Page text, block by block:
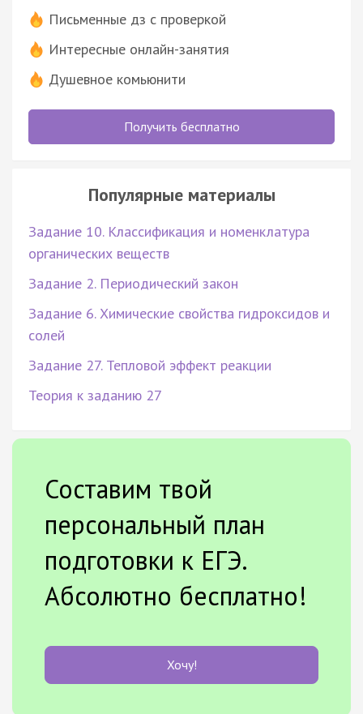
Письменные дз с проверкой
Интересные онлайн-занятия
Душевное комьюнити
Получить бесплатно
Популярные материалы
Задание 10. Классификация и номенклатура
органических веществ
Задание 2. Периодический закон
Задание 6. Химические свойства гидроксидов и
солей
Задание 27. Тепловой эффект реакции
Теория к заданию 27
Составим твой
персональный план
подготовки к ЕГЭ.
Абсолютно бесплатно!
Хочу!